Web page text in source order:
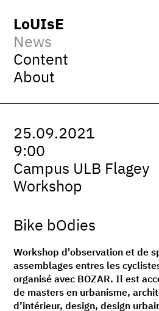
LoUIsE
News
Content
About
25.09.2021
9:00
Campus ULB Flagey
Workshop
Bike bOdies
Workshop d'observation et de
assemblages entres les
organisé avec BOZAR. Il est
de masters en urbanisme,
d’intérieur, design, design